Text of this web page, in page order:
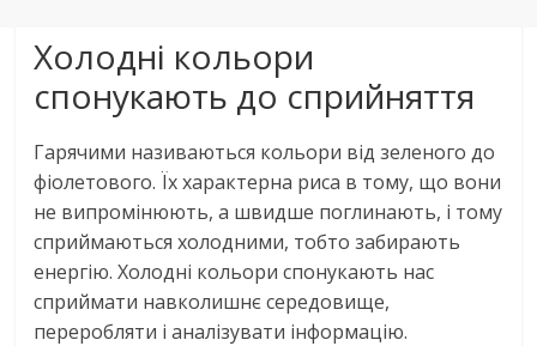
Холодні кольори
спонукають до сприйняття
Гарячими називаються кольори від зеленого до
фіолетового. Їх характерна риса в тому, що вони
не випромінюють, а швидше поглинають, і тому
сприймаються холодними, тобто забирають
енергію. Холодні кольори спонукають нас
сприймати навколишнє середовище,
переробляти і аналізувати інформацію.